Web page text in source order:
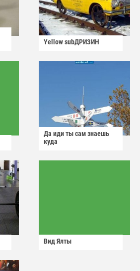
Yellow subДРИЗИН
Да иди ты сам знаешь
куда
Вид Ялты